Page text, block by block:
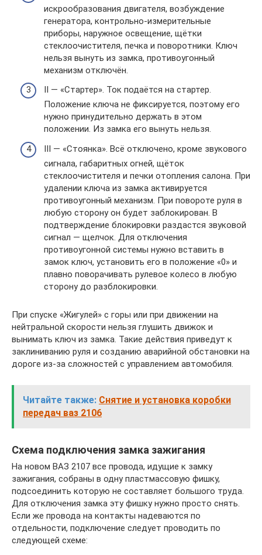
искрообразования двигателя, возбуждение
генератора, контрольно-измерительные
приборы, наружное освещение, щётки
стеклоочистителя, печка и поворотники. Ключ
нельзя вынуть из замка, противоугонный
механизм отключён.
II — «Стартер». Ток подаётся на стартер.
Положение ключа не фиксируется, поэтому его
нужно принудительно держать в этом
положении. Из замка его вынуть нельзя.
III — «Стоянка». Всё отключено, кроме звукового
сигнала, габаритных огней, щёток
стеклоочистителя и печки отопления салона. При
удалении ключа из замка активируется
противоугонный механизм. При повороте руля в
любую сторону он будет заблокирован. В
подтверждение блокировки раздастся звуковой
сигнал — щелчок. Для отключения
противоугонной системы нужно вставить в
замок ключ, установить его в положение «0» и
плавно поворачивать рулевое колесо в любую
сторону до разблокировки.
При спуске «Жигулей» с горы или при движении на
нейтральной скорости нельзя глушить движок и
вынимать ключ из замка. Такие действия приведут к
заклиниванию руля и созданию аварийной обстановки на
дороге из-за сложностей с управлением автомобиля.
Читайте также: Снятие и установка коробки
передач ваз 2106
Схема подключения замка зажигания
На новом ВАЗ 2107 все провода, идущие к замку
зажигания, собраны в одну пластмассовую фишку,
подсоединить которую не составляет большого труда.
Для отключения замка эту фишку нужно просто снять.
Если же провода на контакты надеваются по
отдельности, подключение следует проводить по
следующей схеме: